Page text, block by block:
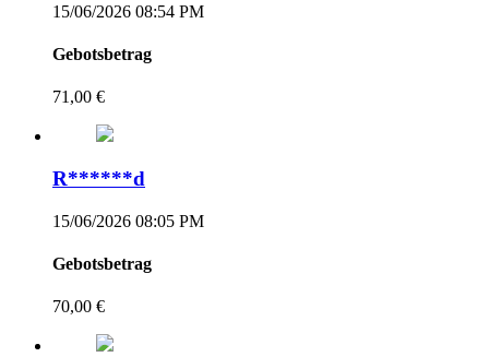
15/06/2026 08:54 PM
Gebotsbetrag
71,00 €
R******d
15/06/2026 08:05 PM
Gebotsbetrag
70,00 €